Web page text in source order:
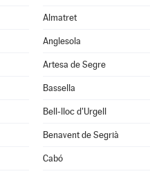
Almatret
Anglesola
Artesa de Segre
Bassella
Bell-lloc d'Urgell
Benavent de Segrià
Cabó